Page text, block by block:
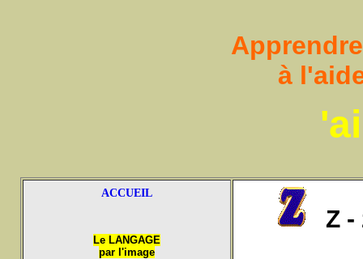
à
ACCUEIL
Le LANGAGE
par l'image
Z -